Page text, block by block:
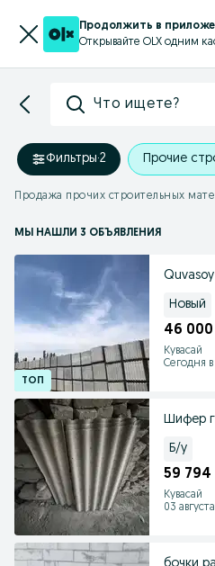
Продолжить в
Открывайте OLX одним
Что ищете?
Фильтры·2 Прочие
МЫ НАШЛИ 3 ОБЪЯВЛЕНИЯ
Новый
46
Кувасай
Сегодня
Шифер
Б/у
59 794
Кувасай
03